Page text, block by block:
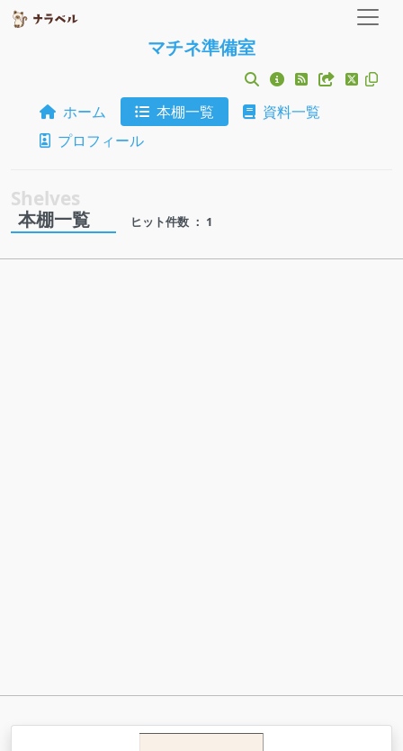
マチネ準備室
ホーム 本棚一覧
資料一覧
プロフィール
本棚一覧 ヒット件数 ： 1